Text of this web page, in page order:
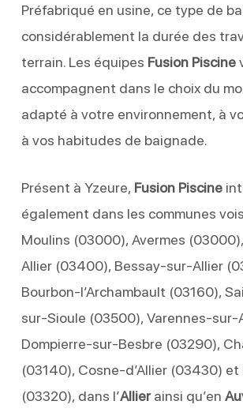
Préfabriqué en usine, ce type de
considérablement la durée des
terrain. Les équipes Fusion Piscine
accompagnent dans le choix du
adapté à votre environnement, à
à vos habitudes de baignade.
Présent à Yzeure, Fusion Piscine
également dans les communes
Moulins (03000), Avermes
Allier (03400), Bessay-sur-Allier
Bourbon-l’Archambault (03160),
sur-Sioule (03500), Varennes-sur-
Dompierre-sur-Besbre (03290),
(03140), Cosne-d’Allier (03430) et
(03320), dans l’Allierainsi qu’en